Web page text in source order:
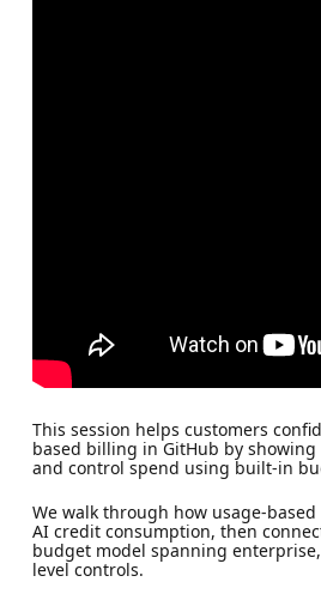
This session helps customers
based billing in GitHub by
and control spend using built-in
We walk through how usage-
AI credit consumption, then
budget model spanning
level controls.